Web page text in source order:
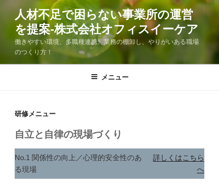
へ
人材不足で困らない事業所の運営
を提案-株式会社オフィスイーケア
働きやすい環境、多職種連携、業務の棚卸し、やりがいある職場
のつくり方！
メニュー
研修メニュー
自立と自律の現場づくり
No.1 関係性の向上／心理的安全性のあ
る現場
詳しくはこちら
へ